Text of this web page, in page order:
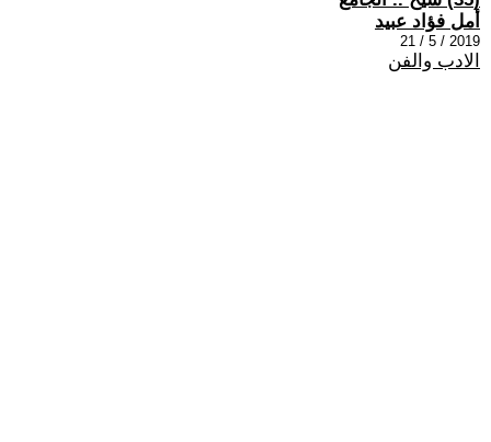
أمل فؤاد عبيد
2019 / 5 / 21
الادب والفن